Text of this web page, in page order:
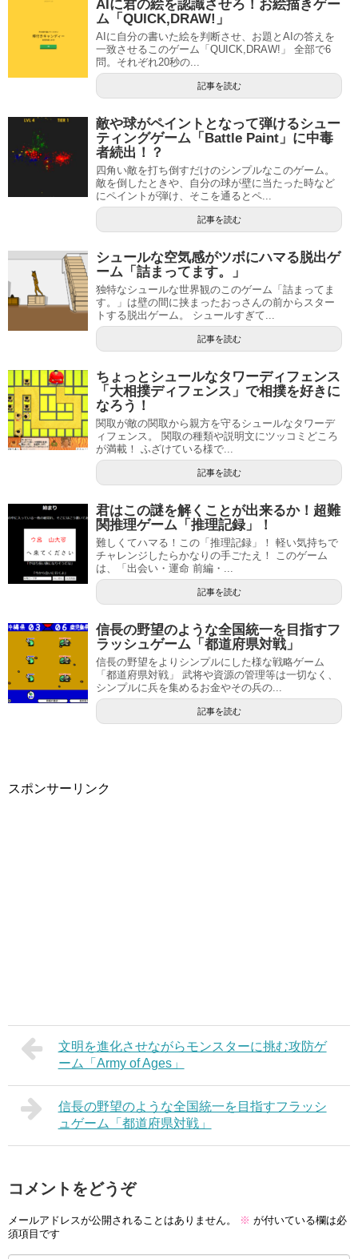
AIに君の絵を認識させろ！お絵描きゲー
ム「QUICK,DRAW!」
AIに自分の書いた絵を判断させ、お題とAIの答えを
一致させるこのゲーム「QUICK,DRAW!」 全部で6
問。それぞれ20秒の...
記事を読む
敵や球がペイントとなって弾けるシュー
ティングゲーム「Battle Paint」に中毒
者続出！？
四角い敵を打ち倒すだけのシンプルなこのゲーム。
敵を倒したときや、自分の球が壁に当たった時など
にペイントが弾け、そこを通るとペ...
記事を読む
シュールな空気感がツボにハマる脱出ゲ
ーム「詰まってます。」
独特なシュールな世界観のこのゲーム「詰まってま
す。」は壁の間に挟まったおっさんの前からスター
トする脱出ゲーム。 シュールすぎて...
記事を読む
ちょっとシュールなタワーディフェンス
「大相撲ディフェンス」で相撲を好きに
なろう！
関取が敵の関取から親方を守るシュールなタワーデ
ィフェンス。 関取の種類や説明文にツッコミどころ
が満載！ ふざけている様で...
記事を読む
君はこの謎を解くことが出来るか！超難
関推理ゲーム「推理記録」！
難しくてハマる！この「推理記録」！ 軽い気持ちで
チャレンジしたらかなりの手ごたえ！ このゲーム
は、「出会い・運命 前編・...
記事を読む
信長の野望のような全国統一を目指すフ
ラッシュゲーム「都道府県対戦」
信長の野望をよりシンプルにした様な戦略ゲーム
「都道府県対戦」 武将や資源の管理等は一切なく、
シンプルに兵を集めるお金やその兵の...
記事を読む
スポンサーリンク
文明を進化させながらモンスターに挑む攻防ゲ
ーム「Army of Ages」
信長の野望のような全国統一を目指すフラッシ
ュゲーム「都道府県対戦」
コメントをどうぞ
メールアドレスが公開されることはありません。 ※ が付いている欄は必
須項目です